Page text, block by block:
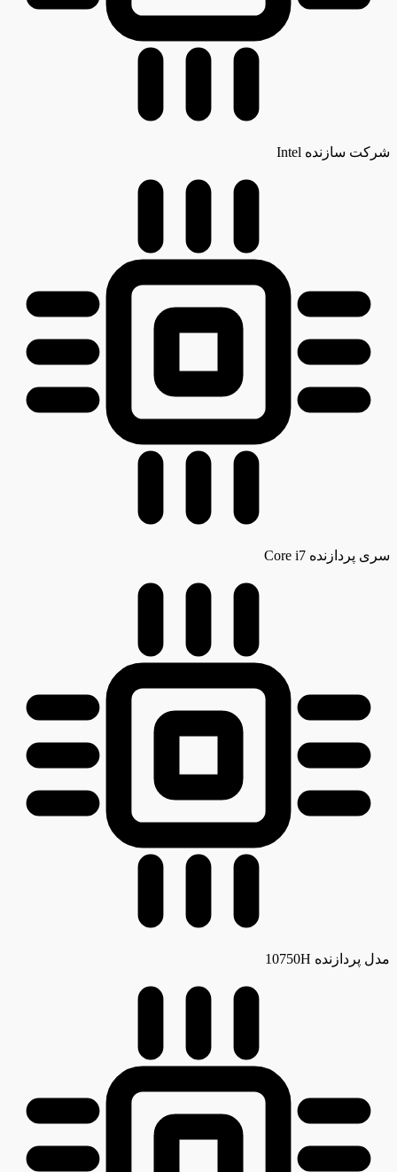
شرکت سازنده Intel
سری پردازنده Core i7
مدل پردازنده 10750H